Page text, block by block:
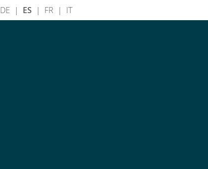
DE | ES | FR | IT